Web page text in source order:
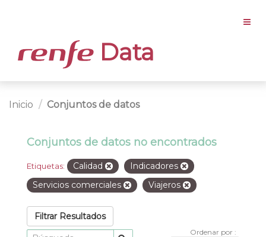
Data
Inicio Conjuntos de datos
Conjuntos de datos no encontrados
Etiquetas: Calidad
Indicadores
Servicios comerciales
Viajeros
Filtrar Resultados
Ordenar por